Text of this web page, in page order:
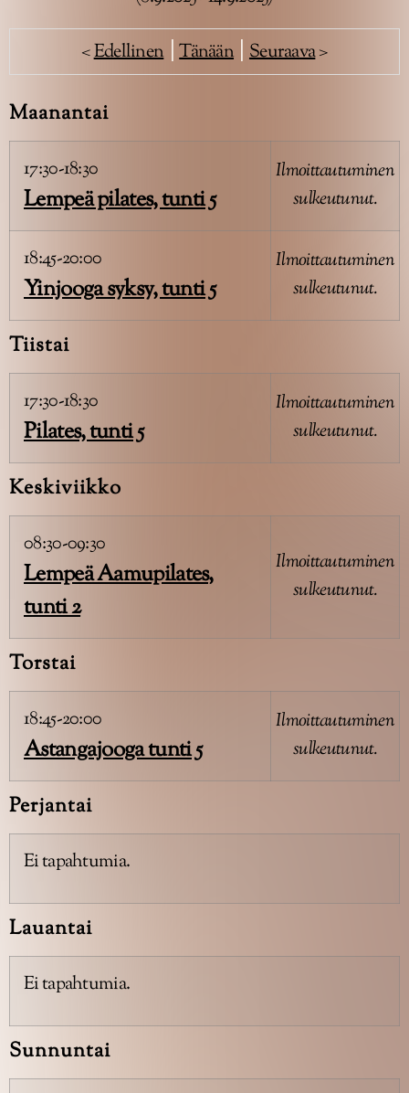
<Edellinen|Tänään| Seuraava>
Maanantai
17:30-18:30
Lempeä pilates, tunti 5
Ilmoittautuminen
sulkeutunut.
18:45-20:00
Yinjooga syksy, tunti 5
Ilmoittautuminen
sulkeutunut.
Tiistai
17:30-18:30
Pilates, tunti 5
Ilmoittautuminen
sulkeutunut.
Keskiviikko
08:30-09:30
Lempeä Aamupilates,
tunti 2
Ilmoittautuminen
sulkeutunut.
Torstai
18:45-20:00
Astangajooga tunti 5
Ilmoittautuminen
sulkeutunut.
Perjantai
Ei tapahtumia.
Lauantai
Ei tapahtumia.
Sunnuntai